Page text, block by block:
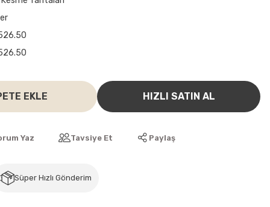
EKLE HIZLI SATIN AL
Yaz Tavsiye Et Paylaş
Süper Hızlı Gönderim